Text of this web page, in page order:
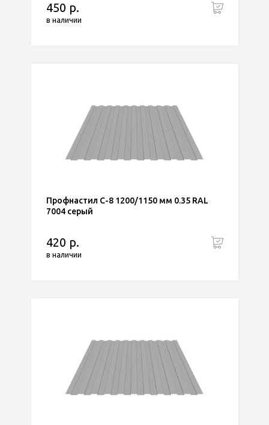
450 р.
в наличии
Профнастил С-8 1200/1150 мм 0.35 RAL
7004 серый
420 р.
в наличии